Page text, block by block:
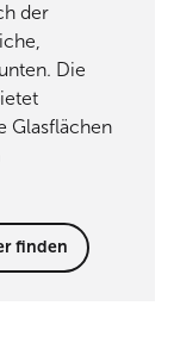
der
Die
Glasflächen
finden